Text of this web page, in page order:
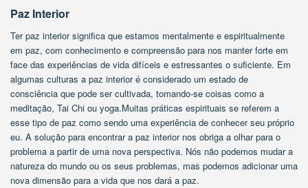
Paz Interior
Ter paz interior significa que estamos mentalmente e espiritualmente
em paz, com conhecimento e compreensão para nos manter forte em
face das experiências de vida difíceis e estressantes o suficiente. Em
algumas culturas a paz interior é considerado um estado de
consciência que pode ser cultivada, tomando-se coisas como a
meditação, Tai Chi ou yoga.Muitas práticas espirituais se referem a
esse tipo de paz como sendo uma experiência de conhecer seu próprio
eu. A solução para encontrar a paz interior nos obriga a olhar para o
problema a partir de uma nova perspectiva. Nós não podemos mudar a
natureza do mundo ou os seus problemas, mas podemos adicionar uma
nova dimensão para a vida que nos dará a paz.